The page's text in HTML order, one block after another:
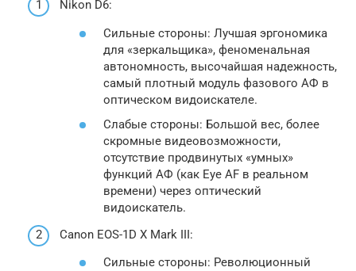
Nikon D6:
Сильные стороны: Лучшая эргономика
для «зеркальщика», феноменальная
автономность, высочайшая надежность,
самый плотный модуль фазового АФ в
оптическом видоискателе.
Слабые стороны: Большой вес, более
скромные видеовозможности,
отсутствие продвинутых «умных»
функций АФ (как Eye AF в реальном
времени) через оптический
видоискатель.
Canon EOS-1D X Mark III:
Сильные стороны: Революционный